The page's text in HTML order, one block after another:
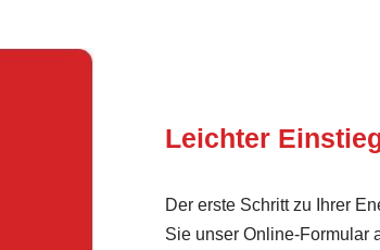
Leichter
Der erste Schritt zu Ihrer
Sie unser Online-Formular